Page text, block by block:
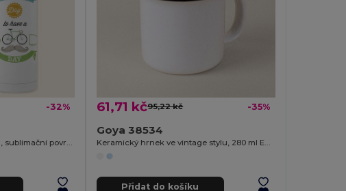
-32%
Nerezová termoska 500 ml, sublimační povrch MOKA
61,71 kč95,22 kč -35%
Goya 38534
Keramický hrnek ve vintage stylu, 280 ml ENAMEL
Přidat do košíku